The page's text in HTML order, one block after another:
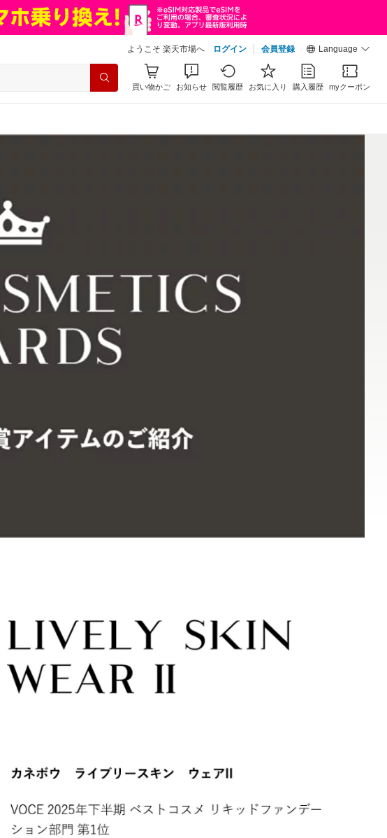
ようこそ 楽天市場へ ログイン 会員登録 Language
買い物かご お知らせ 閲覧履歴 お気に入り 購入履歴 myクーポン